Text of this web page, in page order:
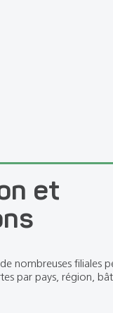
et
nombreuses filiales
par pays, région,